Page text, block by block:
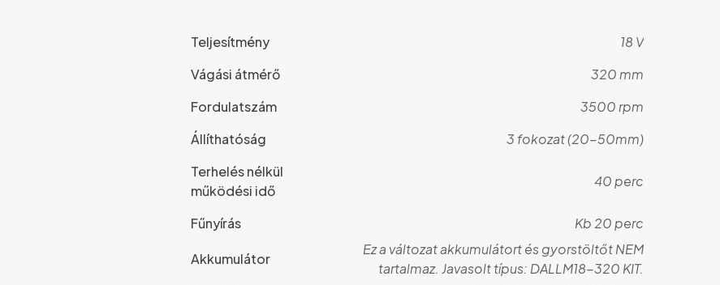
Teljesítmény
18 V
Vágási átmérő
320 mm
Fordulatszám
3500 rpm
Állíthatóság
3 fokozat (20-50mm)
Terhelés nélkül
működési idő
40 perc
Fűnyírás Kb 20 perc
Akkumulátor
Ez a változat akkumulátort és gyorstöltőt NEM
tartalmaz. Javasolt típus: DALLM18-320 KIT.